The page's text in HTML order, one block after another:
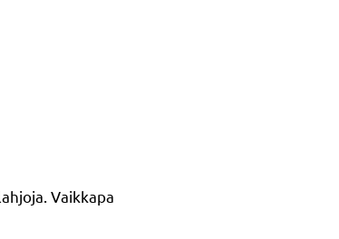
Vaikkapa